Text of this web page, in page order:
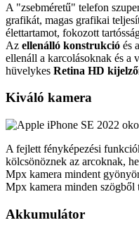
A "zsebméretű" telefon
grafikát, magas grafikai
élettartamot, fokozott
Az ellenálló konstrukció és
ellenáll a karcolásoknak és a
hüvelykes Retina HD
Kiváló kamera
A fejlett fényképezési
kölcsönöznek az arcoknak,
Mpx kamera mindent
Mpx kamera minden szögből
Akkumulátor